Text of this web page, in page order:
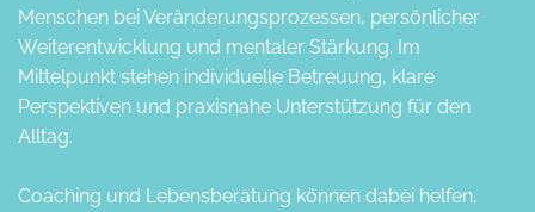
Menschen bei Veränderungsprozessen, persönlicher
Weiterentwicklung und mentaler Stärkung. Im
Mittelpunkt stehen individuelle Betreuung, klare
Perspektiven und praxisnahe Unterstützung für den
Alltag.
Coaching und Lebensberatung können dabei helfen,